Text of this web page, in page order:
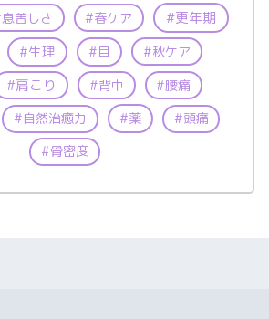
息苦しさ 春ケア 更年期
生理 目
秋ケア
肩こり 背中
腰痛
自然治癒力 薬
頭痛
骨密度